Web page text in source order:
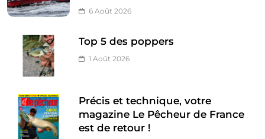
6 Août 2026
Top 5 des poppers
1 Août 2026
Précis et technique, votre
magazine Le Pêcheur de France
est de retour !